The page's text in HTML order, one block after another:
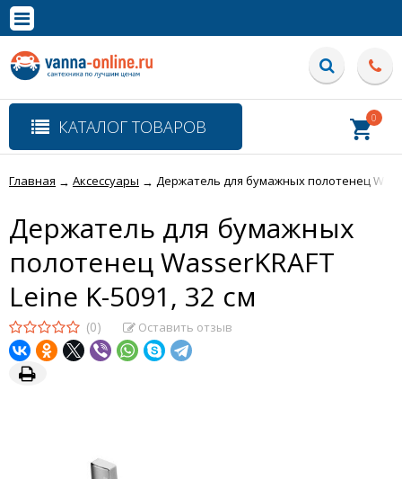
Полная версия сайта
КАТАЛОГ ТОВАРОВ 0
Главная → Аксессуары → Держатель для бумажных полотенец
Держатель для бумажных
полотенец WasserKRAFT
Leine K-5091, 32 см
(0) Оставить отзыв